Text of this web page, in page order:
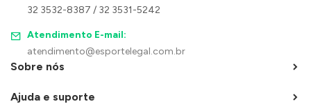
32 3532-8387 / 32 3531-5242
Atendimento E-mail:
atendimento@esportelegal.com.br
Sobre nós
Ajuda e suporte